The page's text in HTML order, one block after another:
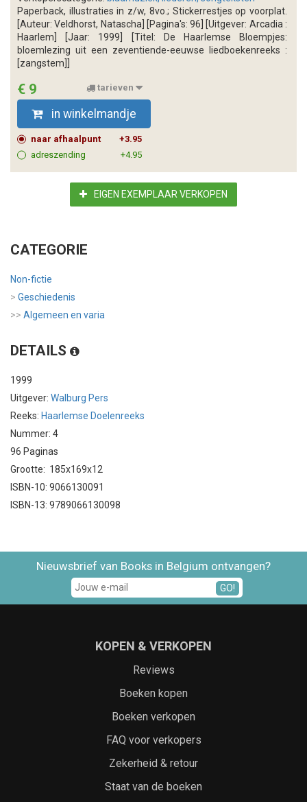
Paperback, illustraties in z/w, 8vo.; Stickerrestjes op voorplat.
[Auteur: Veldhorst, Natascha] [Pagina's: 96] [Uitgever: Arcadia :
Haarlem] [Jaar: 1999] [Titel: De Haarlemse Bloempjes:
bloemlezing uit een zeventiende-eeuwse liedboekenreeks :
[zangstem]]
€ 9 tarieven
in winkelmandje
naar afhaalpunt
+3.95
adreszending
+4.95
EIGEN EXEMPLAAR VERKOPEN
CATEGORIE
Non-fictie
> Geschiedenis
>> Algemeen en varia
DETAILS
1999
Uitgever: Walburg Pers
Reeks: Haarlemse Doelenreeks
Nummer: 4
96 Paginas
Grootte: 185x169x12
ISBN-10: 9066130091
ISBN-13: 9789066130098
Nieuwsbrief van Books in Belgium ontvangen?
GO!
KOPEN & VERKOPEN
Reviews
Boeken kopen
Boeken verkopen
FAQ voor verkopers
Zekerheid & retour
Staat van de boeken